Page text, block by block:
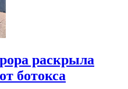
раскрыла
ботокса